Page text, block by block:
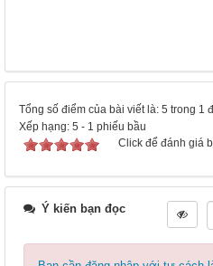
Tổng số điểm của bài viết là: 5 trong 1
Xếp hạng: 5 - 1 phiếu bầu
Click để đánh giá
Ý kiến bạn đọc